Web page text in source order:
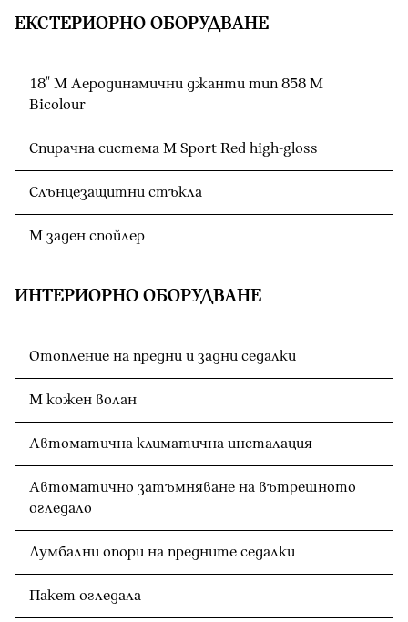
ЕКСТЕРИОРНО ОБОРУДВАНЕ
18" M Аеродинамични джанти тип 858 M
Bicolour
Спирачна система M Sport Red high-gloss
Слънцезащитни стъкла
М заден спойлер
ИНТЕРИОРНО ОБОРУДВАНЕ
Отопление на предни и задни седалки
M кожен волан
Автоматична климатична инсталация
Автоматично затъмняване на вътрешното
огледало
Лумбални опори на предните седалки
Пакет огледала